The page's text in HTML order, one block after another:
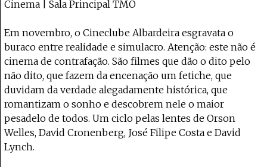
Cinema | Sala Principal TMO
Em novembro, o Cineclube Albardeira esgravata o
buraco entre realidade e simulacro. Atenção: este não é
cinema de contrafação. São filmes que dão o dito pelo
não dito, que fazem da encenação um fetiche, que
duvidam da verdade alegadamente histórica, que
romantizam o sonho e descobrem nele o maior
pesadelo de todos. Um ciclo pelas lentes de Orson
Welles, David Cronenberg, José Filipe Costa e David
Lynch.